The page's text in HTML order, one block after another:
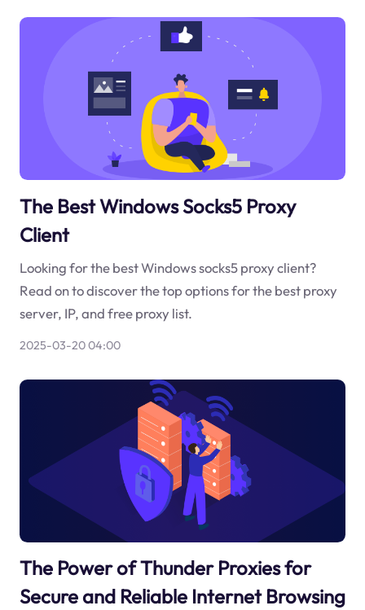
The Best Windows Socks5 Proxy
Client
Looking for the best Windows socks5 proxy client?
Read on to discover the top options for the best proxy
server, IP, and free proxy list.
2025-03-20 04:00
The Power of Thunder Proxies for
Secure and Reliable Internet Browsing